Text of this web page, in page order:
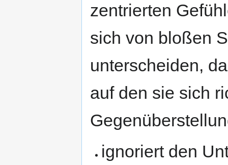
zentrierten
sich von bloßen
unterscheiden,
auf den sie sich
ignoriert den